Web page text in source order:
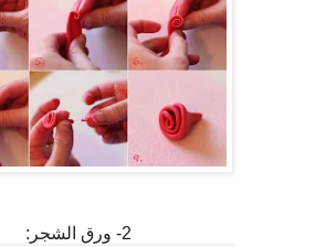
2- ورق الشجر: